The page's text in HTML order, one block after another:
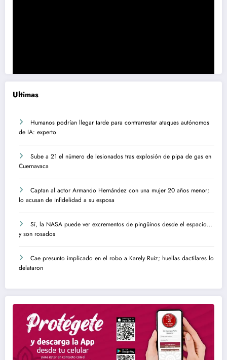
Ultimas
Humanos podrían llegar tarde para contrarrestar ataques autónomos
de IA: experto
Sube a 21 el número de lesionados tras explosión de pipa de gas en
Cuernavaca
Captan al actor Armando Hernández con una mujer 20 años menor;
lo acusan de infidelidad a su esposa
Sí, la NASA puede ver excrementos de pingüinos desde el espacio…
y son rosados
Cae presunto implicado en el robo a Karely Ruiz; huellas dactilares lo
delataron